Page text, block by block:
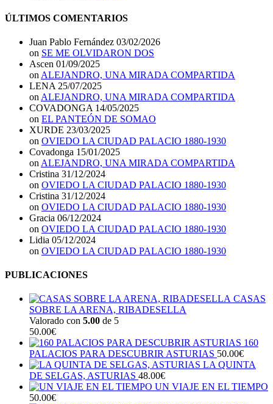
ÚLTIMOS COMENTARIOS
Juan Pablo Fernández 03/02/2026
on SE ME OLVIDARON DOS
Ascen 01/09/2025
on ALEJANDRO, UNA MIRADA COMPARTIDA
LENA 25/07/2025
on ALEJANDRO, UNA MIRADA COMPARTIDA
COVADONGA 14/05/2025
on EL PANTEÓN DE SOMAO
XURDE 23/03/2025
on OVIEDO LA CIUDAD PALACIO 1880-1930
Covadonga 15/01/2025
on ALEJANDRO, UNA MIRADA COMPARTIDA
Cristina 31/12/2024
on OVIEDO LA CIUDAD PALACIO 1880-1930
Cristina 31/12/2024
on OVIEDO LA CIUDAD PALACIO 1880-1930
Gracia 06/12/2024
on OVIEDO LA CIUDAD PALACIO 1880-1930
Lidia 05/12/2024
on OVIEDO LA CIUDAD PALACIO 1880-1930
PUBLICACIONES
CASAS
SOBRE LA ARENA, RIBADESELLA
Valorado con 5.00 de 5
50.00€
160
PALACIOS PARA DESCUBRIR ASTURIAS 50.00€
LA QUINTA
DE SELGAS, ASTURIAS 48.00€
UN VIAJE EN EL TIEMPO
50.00€